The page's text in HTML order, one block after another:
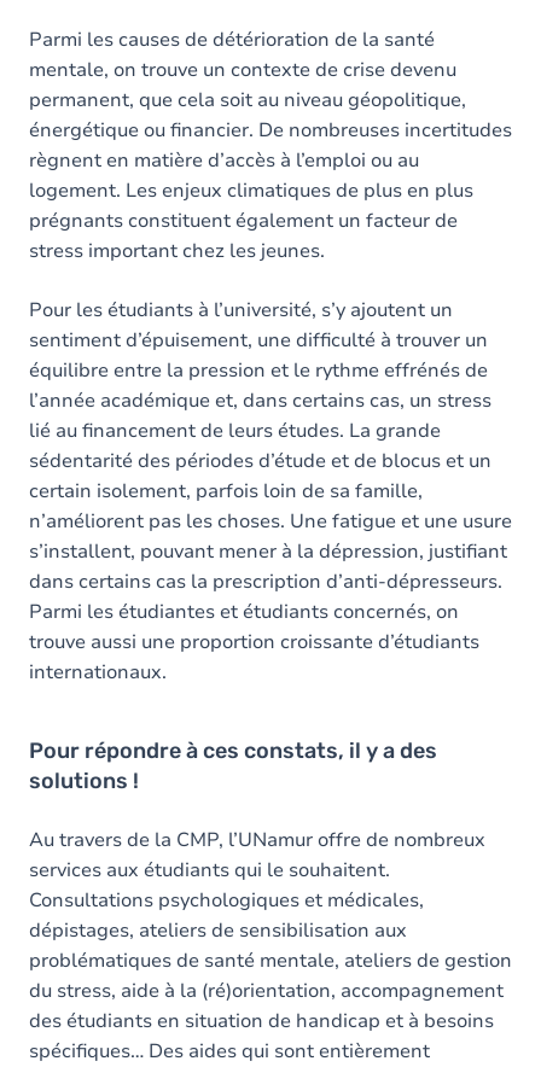
Parmi les causes de détérioration de la santé
mentale, on trouve un contexte de crise devenu
permanent, que cela soit au niveau géopolitique,
énergétique ou financier. De nombreuses incertitudes
règnent en matière d’accès à l’emploi ou au
logement. Les enjeux climatiques de plus en plus
prégnants constituent également un facteur de
stress important chez les jeunes.
Pour les étudiants à l’université, s’y ajoutent un
sentiment d’épuisement, une difficulté à trouver un
équilibre entre la pression et le rythme effrénés de
l’année académique et, dans certains cas, un stress
lié au financement de leurs études. La grande
sédentarité des périodes d’étude et de blocus et un
certain isolement, parfois loin de sa famille,
n’améliorent pas les choses. Une fatigue et une usure
s’installent, pouvant mener à la dépression, justifiant
dans certains cas la prescription d’anti-dépresseurs.
Parmi les étudiantes et étudiants concernés, on
trouve aussi une proportion croissante d’étudiants
internationaux.
Pour répondre à ces constats, il y a des
solutions !
Au travers de la CMP, l’UNamur offre de nombreux
services aux étudiants qui le souhaitent.
Consultations psychologiques et médicales,
dépistages, ateliers de sensibilisation aux
problématiques de santé mentale, ateliers de gestion
du stress, aide à la (ré)orientation, accompagnement
des étudiants en situation de handicap et à besoins
spécifiques… Des aides qui sont entièrement